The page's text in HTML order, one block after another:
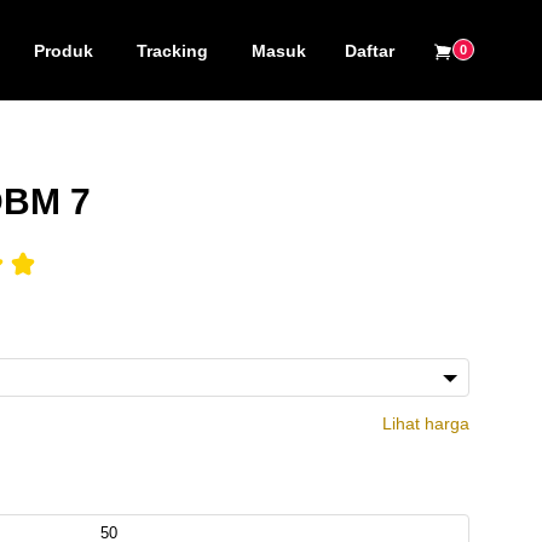
Produk Tracking Masuk Daftar 0
7
Lihat harga